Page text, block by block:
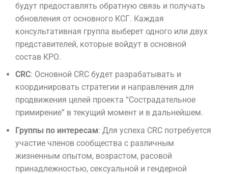
будут предоставлять обратную связь и получать
обновления от основного КСГ. Каждая
консультативная группа выберет одного или двух
представителей, которые войдут в основной
состав КРО.
CRC: Основной CRC будет разрабатывать и
координировать стратегии и направления для
продвижения целей проекта “Сострадательное
примирение” в текущий момент и в дальнейшем.
Группы по интересам: Для успеха CRC потребуется
участие членов сообщества с различным
жизненным опытом, возрастом, расовой
принадлежностью, сексуальной и гендерной